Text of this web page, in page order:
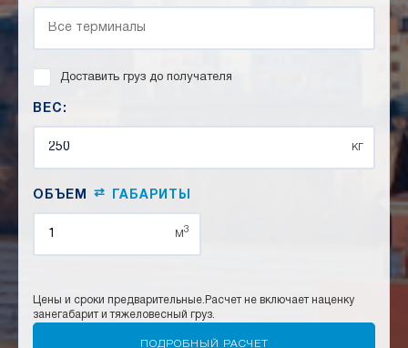
Доставить груз до получателя
ВЕС:
кг
ОБЪЕМ ⇄ ГАБАРИТЫ
м3
Цены и сроки предварительные. Расчет не включает наценку
занегабарит и тяжеловесный груз.